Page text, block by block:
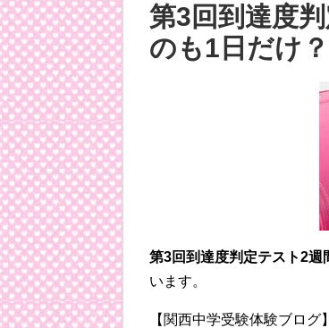
第3回到達度
のも1日だけ？
第3回到達度判定テスト2週
います。
【関西中学受験体験ブロ